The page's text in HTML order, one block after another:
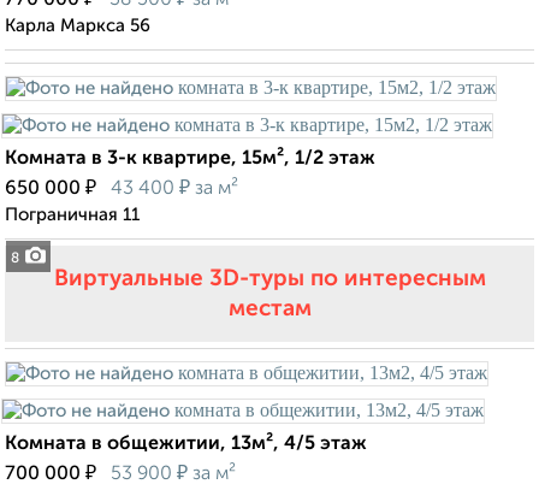
Карла Маркса 56
8
Комната в 3-к квартире, 15м², 1/2 этаж
650 000 ₽ 43 400 ₽ за м²
Пограничная 11
Виртуальные 3D-туры по интересным
местам
Комната в общежитии, 13м², 4/5 этаж
700 000 ₽ 53 900 ₽ за м²